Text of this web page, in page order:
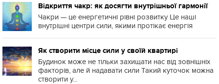
Відкриття чакр: як досягти внутрішньої гармонії
Чакри — це енергетичні рівні розвитку Це наші
внутрішні центри сили, якими протікає енергія
Як створити місце сили у своїй квартирі
Будинок може не тільки захищати нас від зовнішніх
факторів, але й надавати сили Такий куточок можна
створити у...